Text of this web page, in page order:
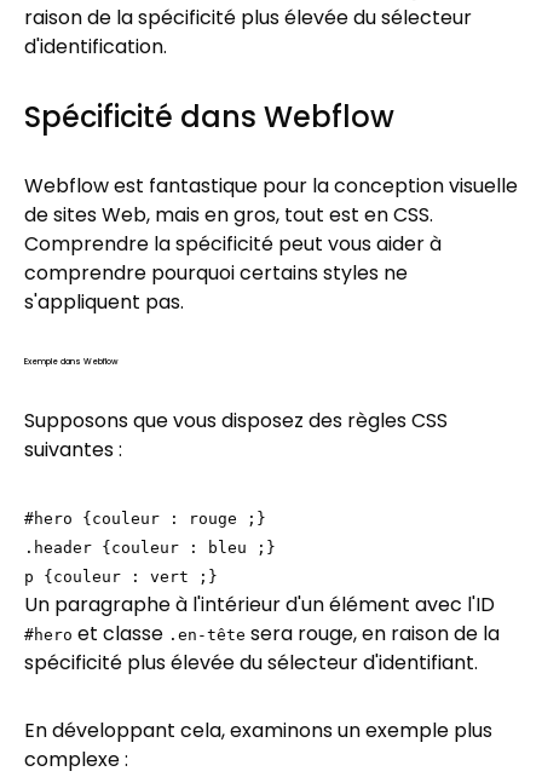
raison de la spécificité plus élevée du sélecteur
d'identification.
Spécificité dans Webflow
Webflow est fantastique pour la conception visuelle
de sites Web, mais en gros, tout est en CSS.
Comprendre la spécificité peut vous aider à
comprendre pourquoi certains styles ne
s'appliquent pas.
Exemple dans Webflow
Supposons que vous disposez des règles CSS
suivantes :
#hero {couleur : rouge ;}
.header {couleur : bleu ;}
p {couleur : vert ;}
Un paragraphe à l'intérieur d'un élément avec l'ID
#hero et classe .en-tête sera rouge, en raison de la
spécificité plus élevée du sélecteur d'identifiant.
En développant cela, examinons un exemple plus
complexe :